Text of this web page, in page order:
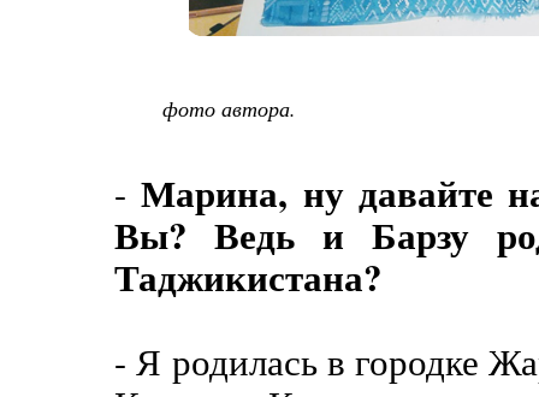
фото автора.
-Марина, ну давайте
Вы? Ведь и Барзу
Таджикистана?
- Я родилась в городке